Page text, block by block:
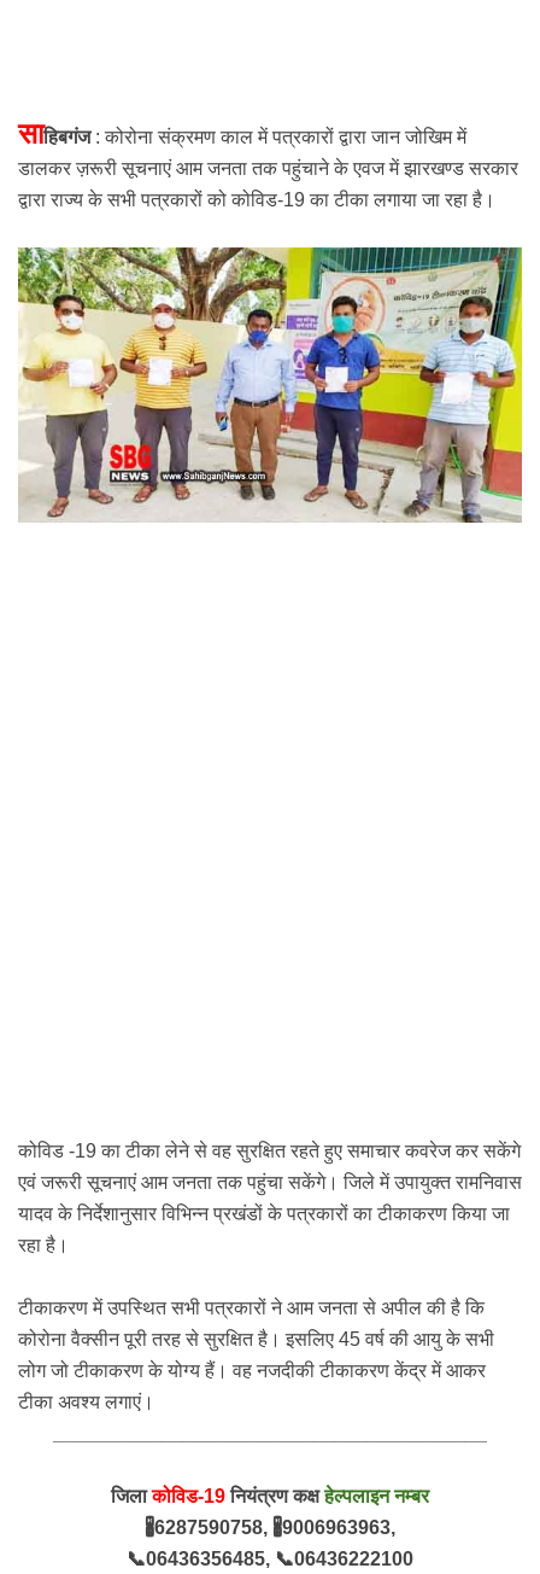
साहिबगंज: कोरोना संक्रमण काल में पत्रकारों द्वारा जान जोखिम में
डालकर ज़रूरी सूचनाएं आम जनता तक पहुंचाने के एवज में झारखण्ड सरकार
द्वारा राज्य के सभी पत्रकारों कोकोविड-19 का टीकालगाया जा रहा है।
कोविड -19 का टीका लेने से वह सुरक्षित रहते हुए समाचार कवरेज कर सकेंगे
एवं जरूरी सूचनाएं आम जनता तक पहुंचा सकेंगे। जिले में उपायुक्त रामनिवास
यादव के निर्देशानुसार विभिन्न प्रखंडों के पत्रकारों का टीकाकरण किया जा
रहा है।
टीकाकरणमें उपस्थित सभी पत्रकारों ने आम जनता से अपील की हैकि
कोरोना वैक्सीन पूरी तरह से सुरक्षित है। इसलिए 45 वर्ष की आयुके सभी
लोग जो टीकाकरण के योग्य हैं। वह नजदीकी टीकाकरण केंद्र में आकर
टीका अवश्य लगाएं।
जिला कोविड-19 नियंत्रण कक्ष हेल्पलाइन नम्बर
🖁6287590758, 🖁9006963963,
📞06436356485, 📞06436222100